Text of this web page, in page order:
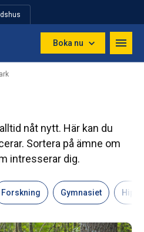
Boka nu
nåt nytt. Här kan du
Sortera på ämne om
intresserar dig.
Forskning Gymnasiet